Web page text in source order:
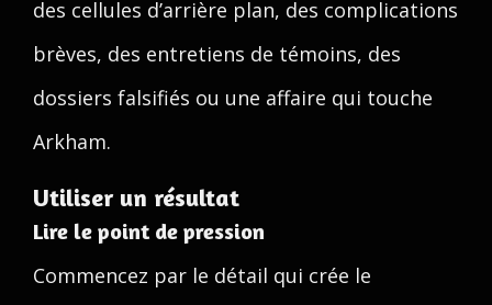
des cellules d’arrière plan, des complications
brèves, des entretiens de témoins, des
dossiers falsifiés ou une affaire qui touche
Arkham.
Utiliser un résultat
Lire le point de pression
Commencez par le détail qui crée le